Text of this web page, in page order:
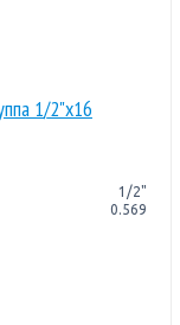
1/2"x16
1/2"
0.569